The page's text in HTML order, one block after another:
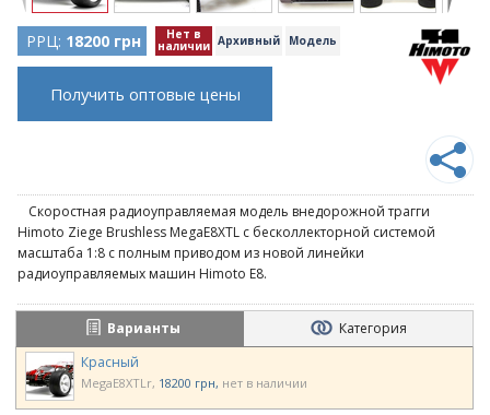
РРЦ: 18200 грн Нет в
наличии Архивный Модель
Получить оптовые цены
Скоростная радиоуправляемая модель внедорожной трагги
Himoto Ziege Brushless MegaE8XTL с бесколлекторной системой
масштаба 1:8 с полным приводом из новой линейки
радиоуправляемых машин Himoto E8.
Варианты
Категория
Красный
MegaE8XTLr 18200 грн нет в наличии